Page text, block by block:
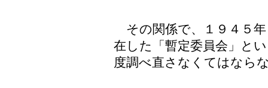
その関係で、１９４５
在した「暫定委員会」と
度調べ直さなくてはなら